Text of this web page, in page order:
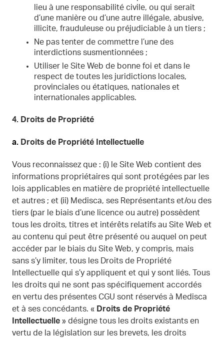
lieu à une responsabilité civile, ou qui serait
d’une manière ou d’une autre illégale, abusive,
illicite, frauduleuse ou préjudiciable à un tiers ;
Ne pas tenter de commettre l’une des
interdictions susmentionnées ;
Utiliser le Site Web de bonne foi et dans le
respect de toutes les juridictions locales,
provinciales ou étatiques, nationales et
internationales applicables.
4. Droits de Propriété
a. Droits de Propriété Intellectuelle
Vous reconnaissez que : (i) le Site Web contient des
informations propriétaires qui sont protégées par les
lois applicables en matière de propriété intellectuelle
et autres ; et (ii) Medisca, ses Représentants et/ou des
tiers (par le biais d’une licence ou autre) possèdent
tous les droits, titres et intérêts relatifs au Site Web et
au contenu qui peut être présenté ou auquel on peut
accéder par le biais du Site Web, y compris, mais
sans s’y limiter, tous les Droits de Propriété
Intellectuelle qui s’y appliquent et qui y sont liés. Tous
les droits qui ne sont pas spécifiquement accordés
en vertu des présentes CGU sont réservés à Medisca
et à ses concédants. « Droits de Propriété
Intellectuelle » désigne tous les droits existants en
vertu de la législation sur les brevets, les droits